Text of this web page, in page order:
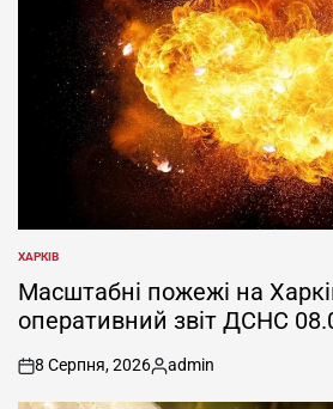
ОПУБЛІКУВАТИ
У
ХАРКІВ
Масштабні пожежі на
оперативний звіт ДСНС
on
8 Серпня, 2026
Опубліковано
admin